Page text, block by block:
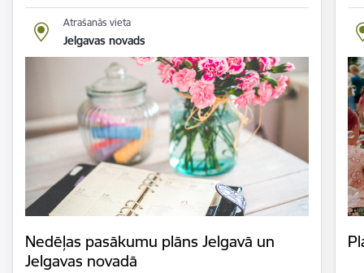
Atrašanās vieta
Jelgavas novads
Nedēļas pasākumu plāns Jelgavā un
Jelgavas novadā